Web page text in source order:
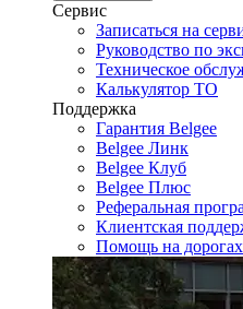
Сервис
Записаться на
Руководство по
Техническое
Калькулятор ТО
Поддержка
Гарантия Belgee
Belgee Линк
Belgee Клуб
Belgee Плюс
Реферальная
Клиентская
Помощь на дорогах